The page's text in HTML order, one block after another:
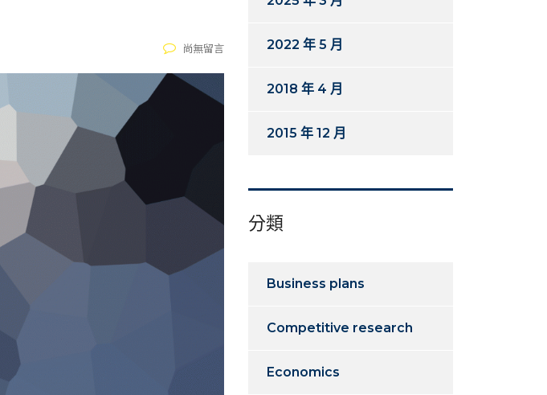
尚無留言 2022 年 5 月
2018 年 4 月
2015 年 12 月
分類
Business plans
Competitive research
Economics